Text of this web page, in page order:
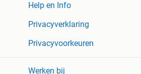
Help en Info
Privacyverklaring
Privacyvoorkeuren
Werken bij